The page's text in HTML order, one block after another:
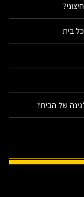
בית
של הבית?